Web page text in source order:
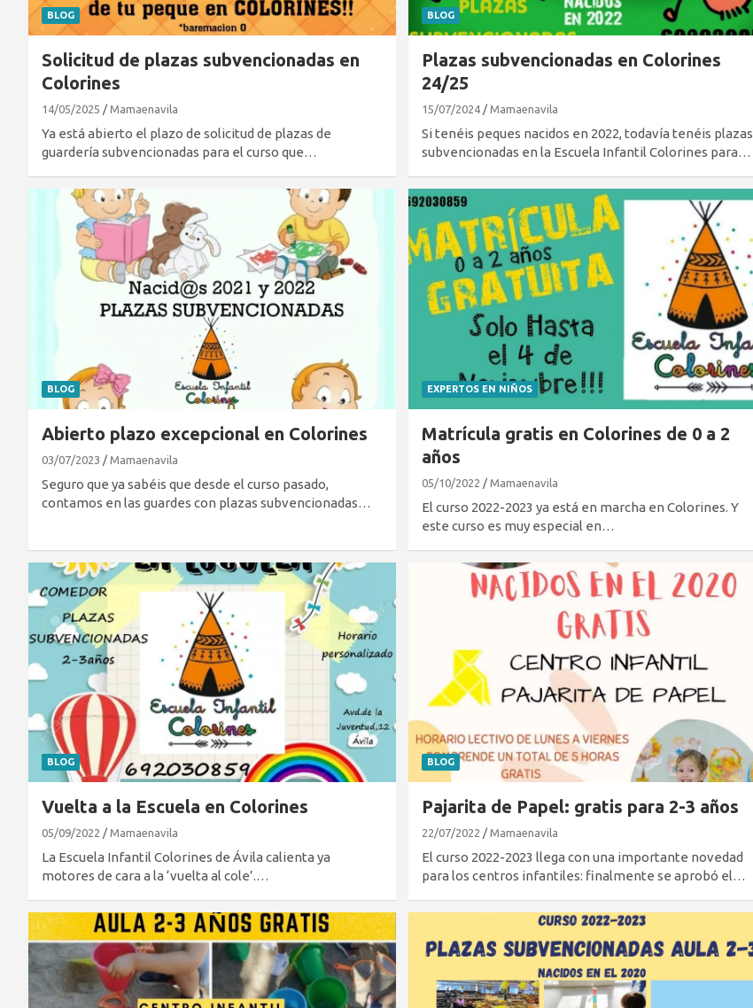
BLOG
Solicitud de plazas subvencionadas en
Colorines
14/05/2025 Mamaenavila
Ya está abierto el plazo de solicitud de plazas de
guardería subvencionadas para el curso que…
BLOG
Plazas subvencionadas en Colorines
24/25
15/07/2024 Mamaenavila
Si tenéis peques nacidos en 2022, todavía tenéis plazas
subvencionadas en la Escuela Infantil Colorines para…
BLOG
Abierto plazo excepcional en Colorines
03/07/2023 Mamaenavila
Seguro que ya sabéis que desde el curso pasado,
contamos en las guardes con plazas subvencionadas…
EXPERTOS EN NIÑOS
Matrícula gratis en Colorines de 0 a 2
años
05/10/2022 Mamaenavila
El curso 2022-2023 ya está en marcha en Colorines. Y
este curso es muy especial en…
BLOG
Vuelta a la Escuela en Colorines
05/09/2022 Mamaenavila
La Escuela Infantil Colorines de Ávila calienta ya
motores de cara a la ‘vuelta al cole’.…
BLOG
Pajarita de Papel: gratis para 2-3 años
22/07/2022 Mamaenavila
El curso 2022-2023 llega con una importante novedad
para los centros infantiles: finalmente se aprobó el…